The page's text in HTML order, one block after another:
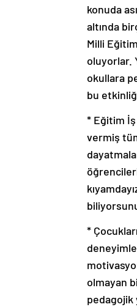
konuda
altında
Milli
oluyorlar.
okullara
bu
* Eğitim
vermiş
*
olmayan
pedagojik